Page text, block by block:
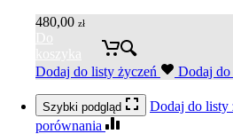
480,00 zł
Do
koszyka
Dodaj do listy życzeń
Dodaj do
Szybki podgląd Dodaj do listy
porównania